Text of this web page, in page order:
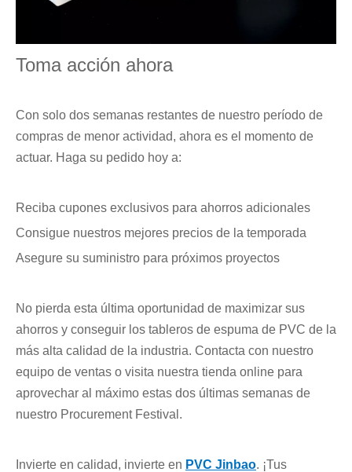
Toma acción ahora
Con solo dos semanas restantes de nuestro período de
compras de menor actividad, ahora es el momento de
actuar. Haga su pedido hoy a:
Reciba cupones exclusivos para ahorros adicionales
Consigue nuestros mejores precios de la temporada
Asegure su suministro para próximos proyectos
No pierda esta última oportunidad de maximizar sus
ahorros y conseguir los tableros de espuma de PVC de la
más alta calidad de la industria. Contacta con nuestro
equipo de ventas o visita nuestra tienda online para
aprovechar al máximo estas dos últimas semanas de
nuestro Procurement Festival.
Invierte en calidad, invierte en PVC Jinbao. ¡Tus